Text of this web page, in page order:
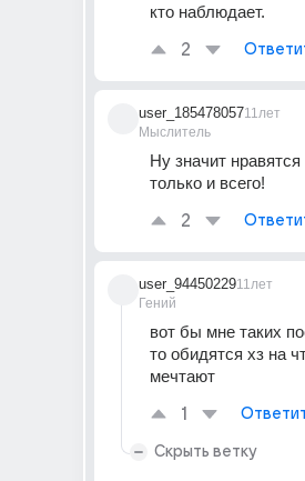
кто наблюдает.
2
user_185478057
Мыслитель
11лет
Ну значит
только и всего!
2
user_94450229
Гений
11лет
вот бы мне таких
то обидятся хз на
мечтают
1
Скрыть ветку